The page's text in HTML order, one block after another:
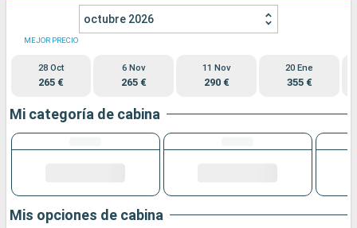
octubre 2026
MEJOR PRECIO
28 Oct
265 €
6 Nov
265 €
11 Nov
290 €
20 Ene
355 €
Mi categoría de cabina
Mis opciones de cabina
Compañías